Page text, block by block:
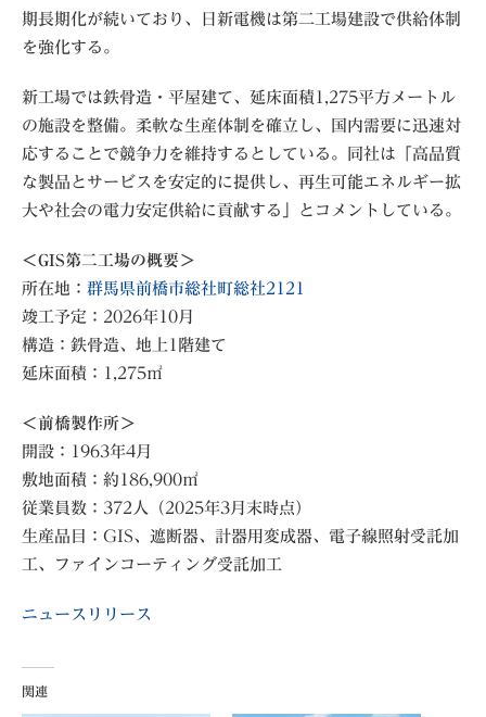
期長期化が続いており、日新電機は第二工場建設で供給体制
を強化する。
新工場では鉄骨造・平屋建て、延床面積1,275平方メートル
の施設を整備。柔軟な生産体制を確立し、国内需要に迅速対
応することで競争力を維持するとしている。同社は「高品質
な製品とサービスを安定的に提供し、再生可能エネルギー拡
大や社会の電力安定供給に貢献する」とコメントしている。
＜GIS第二工場の概要＞
所在地： 群馬県前橋市総社町総社2121
竣工予定：2026年10月
構造：鉄骨造、地上1階建て
延床面積：1,275㎡
＜前橋製作所＞
開設：1963年4月
敷地面積：約186,900㎡
従業員数：372人（2025年3月末時点）
生産品目：GIS、遮断器、計器用変成器、電子線照射受託加
工、ファインコーティング受託加工
ニュースリリース
関連